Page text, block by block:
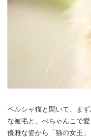
ペルシャ猫と聞いて、ま
な被毛と、ぺちゃんこで
優雅な姿から「猫の女王